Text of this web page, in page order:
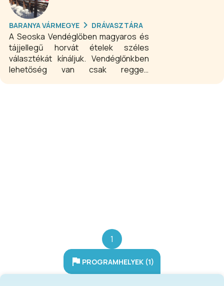
BARANYA VÁRMEGYE DRÁVASZTÁRA
A Seoska Vendéglőben magyaros és
tájjellegű horvát ételek széles
választékát kínáljuk. Vendéglőnkben
lehetőség van csak reggeli,
1
PROGRAMHELYEK (1)